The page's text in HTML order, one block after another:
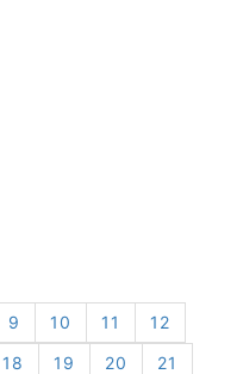
9 10 11
12
18 19 20
21